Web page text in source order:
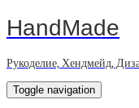
HandMade
Рукоделие, Хендмейд,
Toggle navigation